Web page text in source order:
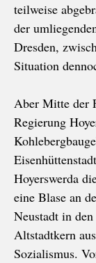
teilweise
der
Dresden,
Situation
Aber Mitte der
Regierung
Hoyerswerda
eine Blase an
Neustadt in
Altstadtkern
Sozialismus.